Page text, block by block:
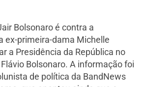
Bolsonaro é contra a
ex-primeira-dama Michelle
a Presidência da República no
Bolsonaro. A informação foi
de política da BandNews